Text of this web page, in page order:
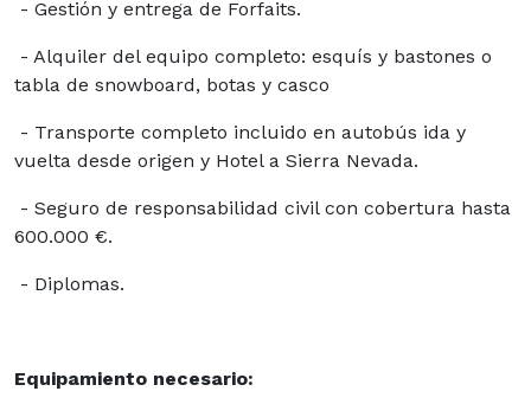
- Gestión y entrega de Forfaits.
- Alquiler del equipo completo: esquís y bastones o
tabla de snowboard, botas y casco
- Transporte completo incluido en autobús ida y
vuelta desde origen y Hotel a Sierra Nevada.
- Seguro de responsabilidad civil con cobertura hasta
600.000 €.
- Diplomas.
Equipamiento necesario: